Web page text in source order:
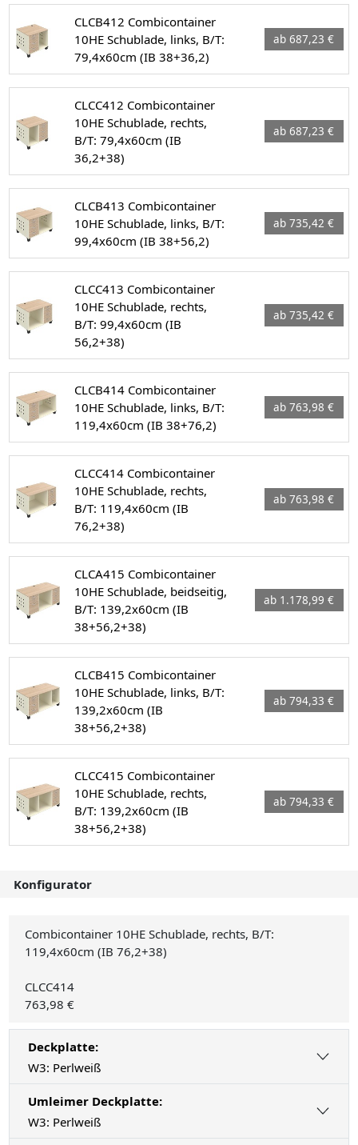
CLCB412 Combicontainer
10HE Schublade, links, B/T:
79,4x60cm (IB 38+36,2)
ab 687,23 €
CLCC412 Combicontainer
10HE Schublade, rechts,
B/T: 79,4x60cm (IB
36,2+38)
ab 687,23 €
CLCB413 Combicontainer
10HE Schublade, links, B/T:
99,4x60cm (IB 38+56,2)
ab 735,42 €
CLCC413 Combicontainer
10HE Schublade, rechts,
B/T: 99,4x60cm (IB
56,2+38)
ab 735,42 €
CLCB414 Combicontainer
10HE Schublade, links, B/T:
119,4x60cm (IB 38+76,2)
ab 763,98 €
CLCC414 Combicontainer
10HE Schublade, rechts,
B/T: 119,4x60cm (IB
76,2+38)
ab 763,98 €
CLCA415 Combicontainer
10HE Schublade, beidseitig,
B/T: 139,2x60cm (IB
38+56,2+38)
ab 1.178,99 €
CLCB415 Combicontainer
10HE Schublade, links, B/T:
139,2x60cm (IB
38+56,2+38)
ab 794,33 €
CLCC415 Combicontainer
10HE Schublade, rechts,
B/T: 139,2x60cm (IB
38+56,2+38)
ab 794,33 €
Konfigurator
Combicontainer 10HE Schublade, rechts, B/T:
119,4x60cm (IB 76,2+38)
CLCC414
763,98 €
Deckplatte:
W3: Perlweiß
Umleimer Deckplatte:
W3: Perlweiß